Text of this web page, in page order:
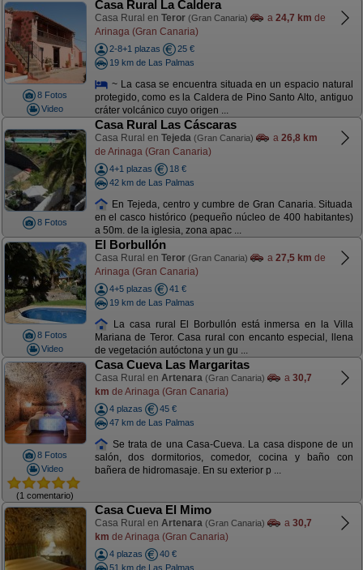
8 Fotos
Video
Casa Rural La Caldera
Casa Rural en Teror (Gran Canaria) a 24,7 km de
Arinaga (Gran Canaria)
2-8+1 plazas
25 €
19 km de Las Palmas
~ La casa se encuentra situada en un espacio natural
protegido, como es la Caldera de Pino Santo Alto, antiguo
cráter volcánico cuyo origen ...
8 Fotos
Casa Rural Las Cáscaras
Casa Rural en Tejeda (Gran Canaria) a 26,8 km
de Arinaga (Gran Canaria)
4+1 plazas
18 €
42 km de Las Palmas
En Tejeda, centro y cumbre de Gran Canaria. Situada
en el casco histórico (pequeño núcleo de 400 habitantes)
a 50m. de la iglesia, zona apac ...
8 Fotos
Video
El Borbullón
Casa Rural en Teror (Gran Canaria) a 27,5 km de
Arinaga (Gran Canaria)
4+5 plazas
41 €
19 km de Las Palmas
La casa rural El Borbullón está inmersa en la Villa
Mariana de Teror. Casa rural con encanto especial, llena
de vegetación autóctona y un gu ...
8 Fotos
Video
(1 comentario)
Casa Cueva Las Margaritas
Casa Rural en Artenara (Gran Canaria) a 30,7
km de Arinaga (Gran Canaria)
4 plazas
45 €
47 km de Las Palmas
Se trata de una Casa-Cueva. La casa dispone de un
salón, dos dormitorios, comedor, cocina y baño con
bañera de hidromasaje. En su exterior p ...
Casa Cueva El Mimo
Casa Rural en Artenara (Gran Canaria) a 30,7
km de Arinaga (Gran Canaria)
4 plazas
40 €
51 km de Las Palmas